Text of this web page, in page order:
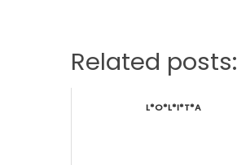
Related posts:
L*O*L*I*T*A